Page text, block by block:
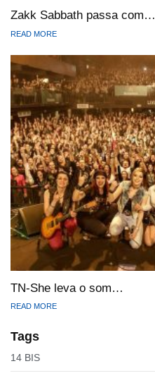
Zakk Sabbath passa com…
READ MORE
TN-She leva o som…
READ MORE
Tags
14 BIS